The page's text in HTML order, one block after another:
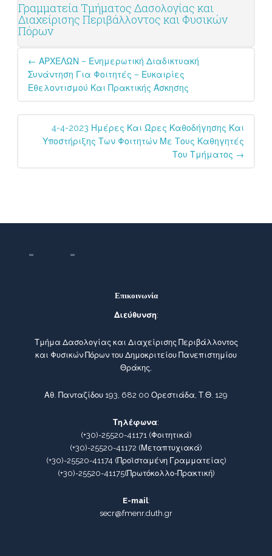
Γραμματεία Τμήματος Δασολογίας και
Διαχείρισης Περιβάλλοντος και Φυσικών
Πόρων
Post
navigation
← ΑΡΧΕΛΩΝ – Ενημερωτική Διαδικτυακή
Συνάντηση Για Φοιτητές – Ευκαιρίες
Εθελοντισμού Και Πρακτικής Άσκησης
4-4-2023 Ημέρες Και Ώρες Καθοδήγησης Και
Υποστήριξης Των Φοιτητών Με Τους Καθηγητές
Του Τμήματος →
Επικοινωνία
Διεύθυνση:
Τμήμα Δασολογίας και Διαχείρισης Περιβάλλοντος
και Φυσικών Πόρων του Δημοκριτείου Πανεπιστημίου
Θράκης,
Αθ. Πανταζίδου 193, 682 00 Ορεστιάδα, Τ.Θ. 129
Τηλέφωνα:
(+30)-25520-41171(Φοιτητικά)
(+30)-25520-41172 (Μεταπτυχιακά)
(+30)-25520-41174 (Προϊσταμένη Γραμματείας)
(+30)-25520-41175(Πρωτόκολλο-Πρακτική)
E-mail:
secr@fmenr.duth.gr